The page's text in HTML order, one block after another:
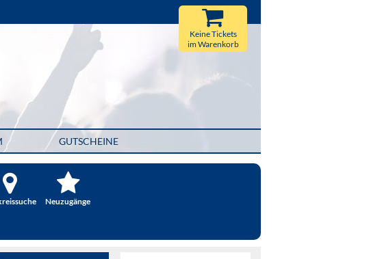
GUTSCHEINE
Keine Tickets
im Warenkorb
Neuzugänge